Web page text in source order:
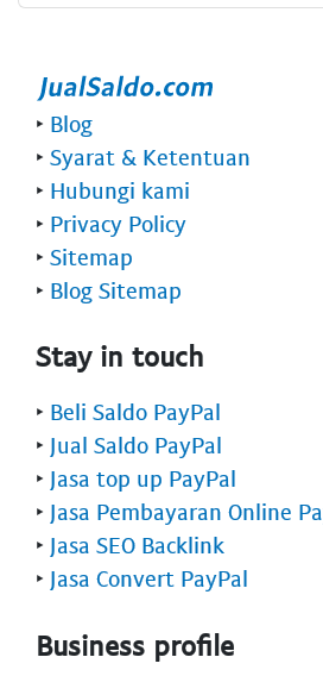
‣ Blog
‣ Syarat & Ketentuan
‣ Hubungi kami
‣ Privacy Policy
‣ Sitemap
‣ Blog Sitemap
Stay in touch
‣ Beli Saldo PayPal
‣ Jual Saldo PayPal
‣ Jasa top up PayPal
‣ Jasa Pembayaran Online
‣ Jasa SEO Backlink
‣ Jasa Convert PayPal
Business profile